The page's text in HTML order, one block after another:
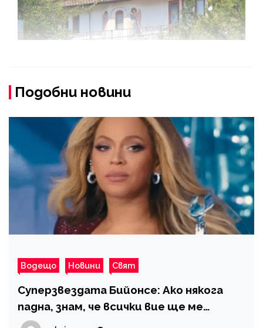
Подобни новини
Водещо Новини Свят
Суперзвездата Бийонсе: Ако някога
падна, знам, че всички вие ще ме
хванете